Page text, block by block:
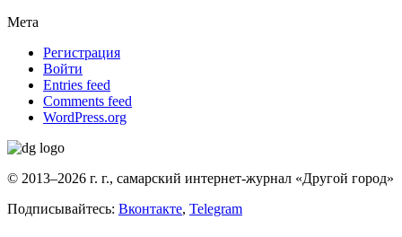
Мета
Регистрация
Войти
Entries feed
Comments feed
WordPress.org
© 2013–2026 г. г., самарский интернет-журнал «Другой город»
Подписывайтесь: Вконтакте, Telegram